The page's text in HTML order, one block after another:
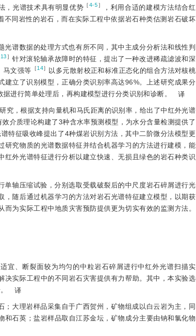
，光谱技术具有明显优势 ［4-5］
，利用合适的建模方法结合红
不同岩性的岩石，而在实际工程中依据岩石种类估测岩石破坏
谱数据的处理方式也有所不同，其中主成分分析法和线性判
13］ 针对滚轮轴承故障时的特征，提出了一种改进稀疏滤波和深
马文强等 ［14］
以多元散射校正和标准正态化的组合方法对核桃
立了识别模型，正确分类识别率高达96%。上述研究成果分
进行简单处理后，再构建模型进行分类识别和诊断。
译
究，根据支持向量机和马氏距离的识别率，给出了中红外光谱
介质理论构建了3种含水率预测模型，为水分含量检测提供了
特征吸收峰提出了4种煤岩识别方法，其中二阶微分法模型更
究物质的光谱数据特征并结合机器学习的方法进行建模，能
外光谱特征进行分析以建立快速、无损且绿色的岩石种类识
轴压缩试验，分别选取受载破裂后的中尺度岩石碎屑进行光
随后通过机器学习的方法对岩石光谱特征建立模型，以期获
为实际工程中地质灾害预防提供更为切实有效的监测方法。
宜、断裂面较为均匀的中粒岩石碎屑进行中红外光谱扫描实
实际工程中的不同岩石灾害提供有力帮助。其中，本实验选
译
大理岩样品采集自于广西贺州，矿物组成以白云岩为主，同
石英；盐岩样品取自江苏金坛，矿物成分主要由钠和氯化物